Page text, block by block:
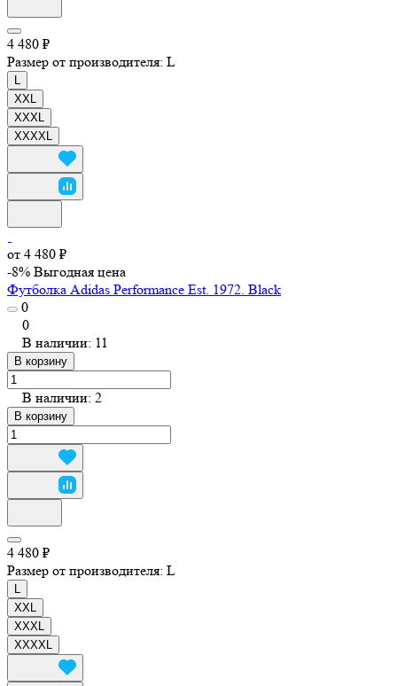
4 480 ₽
Размер от производителя: L
XXL
XXXL
XXXXL
от 4 480 ₽
-8% Выгодная цена
Футболка Adidas Performance Est. 1972. Black
0
0
В наличии: 11
В корзину
В наличии: 2
В корзину
4 480 ₽
Размер от производителя: L
XXL
XXXL
XXXXL